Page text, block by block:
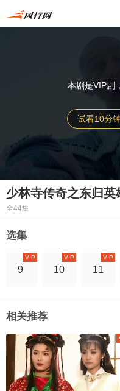
本剧是VIP剧
试看10分
少林寺传奇之东归英
全44集
选集
9
VIP
10
VIP
11
VIP
相关推荐